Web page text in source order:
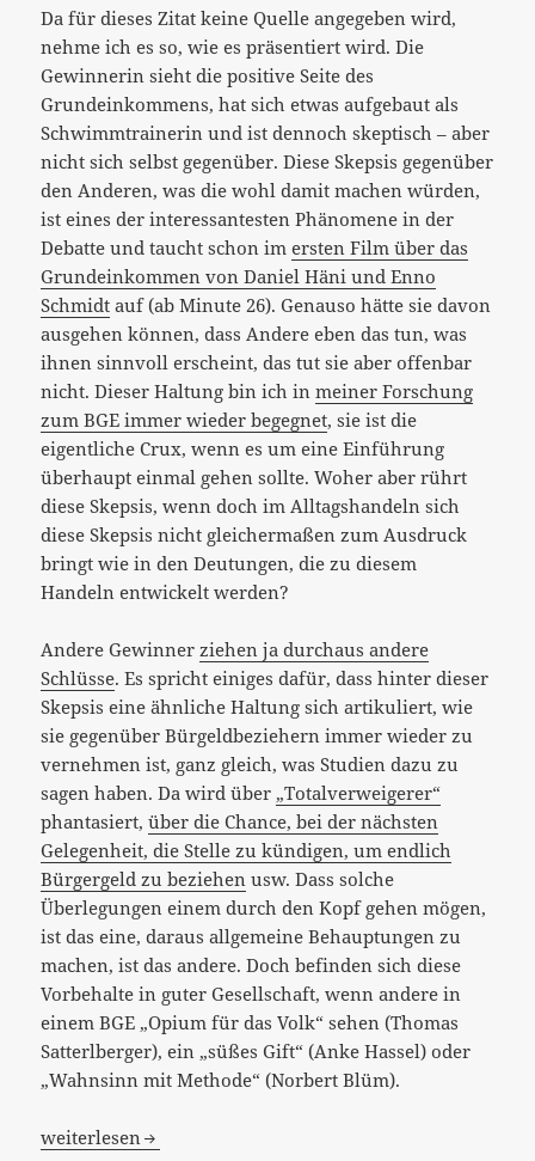
Da für dieses Zitat keine Quelle angegeben wird,
nehme ich es so, wie es präsentiert wird. Die
Gewinnerin sieht die positive Seite des
Grundeinkommens, hat sich etwas aufgebaut als
Schwimmtrainerin und ist dennoch skeptisch – aber
nicht sich selbst gegenüber. Diese Skepsis gegenüber
den Anderen, was die wohl damit machen würden,
ist eines der interessantesten Phänomene in der
Debatte und taucht schon imersten Film über das
Grundeinkommen von Daniel Häni und Enno
Schmidt auf (ab Minute 26). Genauso hätte sie davon
ausgehen können, dass Andere eben das tun, was
ihnen sinnvoll erscheint, das tut sie aber offenbar
nicht. Dieser Haltung bin ich inmeiner Forschung
zum BGE immer wieder begegnet, sie ist die
eigentliche Crux, wenn es um eine Einführung
überhaupt einmal gehen sollte. Woher aber rührt
diese Skepsis, wenn doch im Alltagshandeln sich
diese Skepsis nicht gleichermaßen zum Ausdruck
bringt wie in den Deutungen, die zu diesem
Handeln entwickelt werden?
Andere Gewinnerziehen ja durchaus andere
Schlüsse. Es spricht einiges dafür, dass hinter dieser
Skepsis eine ähnliche Haltung sich artikuliert, wie
sie gegenüber Bürgeldbeziehern immer wieder zu
vernehmen ist, ganz gleich, was Studien dazu zu
sagen haben. Da wird über „Totalverweigerer“
phantasiert,über die Chance, bei der nächsten
Gelegenheit, die Stelle zu kündigen, um endlich
Bürgergeld zu beziehen usw. Dass solche
Überlegungen einem durch den Kopf gehen mögen,
ist das eine, daraus allgemeine Behauptungen zu
machen, ist das andere. Doch befinden sich diese
Vorbehalte in guter Gesellschaft, wenn andere in
einem BGE „Opium für das Volk“ sehen (Thomas
Satterlberger), ein „süßes Gift“ (Anke Hassel) oder
„Wahnsinn mit Methode“ (Norbert Blüm).
„Was das Grundeinkommen wirklich verändert“
weiterlesen